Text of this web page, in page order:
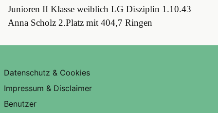
Junioren II Klasse weiblich LG Disziplin 1.10.43
Anna Scholz 2.Platz mit 404,7 Ringen
Datenschutz & Cookies
Impressum & Disclaimer
Benutzer